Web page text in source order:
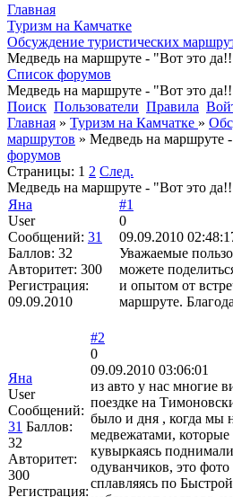
Главная
Туризм на Камчатке
Обсуждение туристических
Медведь на маршруте - "Вот это
Список форумов
Медведь на маршруте - "Вот это
Поиск Пользователи Правила
Главная » Туризм на Камчатке »
маршрутов » Медведь на маршруте
форумов
Страницы: 1 2 След.
Медведь на маршруте - "Вот это
Яна
User
Сообщений: 31
Баллов: 32
Авторитет: 300
Регистрация:
09.09.2010
#1
0
09.09.2010
Уважаемые
можете
и опытом от
маршруте.
Яна
User
Сообщений:
31 Баллов:
32
Авторитет:
300
Регистрация:
#2
0
09.09.2010 03:06:01
из авто у нас многие
поездке на
было и дня , когда мы
медвежатами, которые
кувыркаясь
одуванчиков, это
сплавляясь по